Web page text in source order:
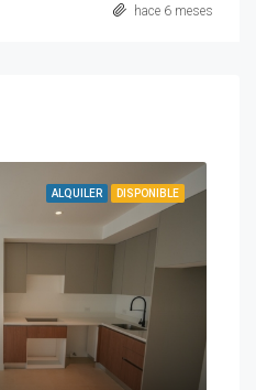
hace 6 meses
ALQUILER DISPONIBLE